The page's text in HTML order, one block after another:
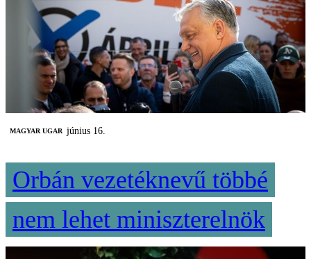
MAGYAR UGAR június 16.
Orbán vezetéknevű többé
nem lehet miniszterelnök